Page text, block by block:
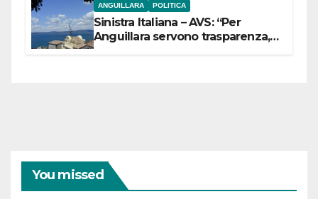
ANGUILLARA POLITICA
Sinistra Italiana – AVS: “Per
Anguillara servono trasparenza,
You missed